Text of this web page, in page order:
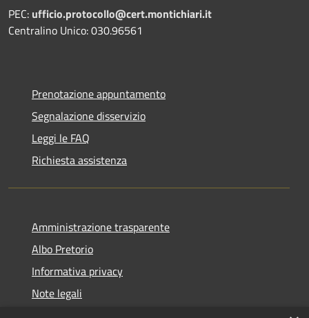
PEC: ufficio.protocollo@cert.montichiari.it
Centralino Unico: 030.96561
Prenotazione appuntamento
Segnalazione disservizio
Leggi le FAQ
Richiesta assistenza
Amministrazione trasparente
Albo Pretorio
Informativa privacy
Note legali